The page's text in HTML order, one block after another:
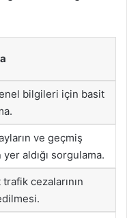
bilgileri için basit
ve geçmiş
aldığı sorgulama.
cezalarının